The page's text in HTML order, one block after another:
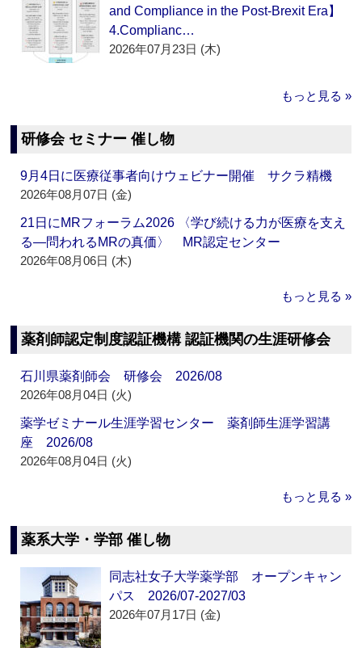
and Compliance in the Post-Brexit Era】
4.Complianc…
2026年07月23日 (木)
もっと見る »
研修会 セミナー 催し物
9月4日に医療従事者向けウェビナー開催 サクラ精機
2026年08月07日 (金)
21日にMRフォーラム2026 〈学び続ける力が医療を支え
る―問われるMRの真価〉 MR認定センター
2026年08月06日 (木)
もっと見る »
薬剤師認定制度認証機構 認証機関の生涯研修会
石川県薬剤師会 研修会 2026/08
2026年08月04日 (火)
薬学ゼミナール生涯学習センター 薬剤師生涯学習講
座 2026/08
2026年08月04日 (火)
もっと見る »
薬系大学・学部 催し物
同志社女子大学薬学部 オープンキャン
パス 2026/07-2027/03
2026年07月17日 (金)